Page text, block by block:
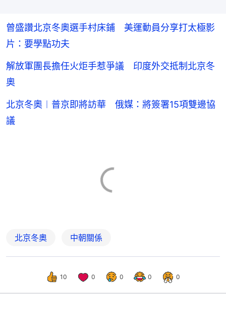
曾盛讚北京冬奧選手村床鋪 美運動員分享打太極影
片：要學點功夫
解放軍團長擔任火炬手惹爭議 印度外交抵制北京冬
奧
北京冬奧︱普京即將訪華 俄媒：將簽署15項雙邊協
議
北京冬奧 中朝關係
10 0 0 0 0